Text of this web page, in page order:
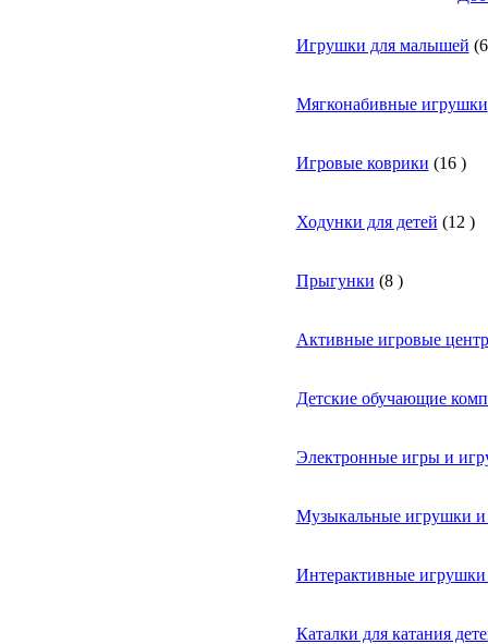
Игрушки для малышей (
Мягконабивные игрушки
Игровые коврики (16)
Ходунки для детей (12 )
Прыгунки (8)
Активные игровые
Детские обучающие
Электронные игры и
Музыкальные игрушки и
Интерактивные
Каталки для катания